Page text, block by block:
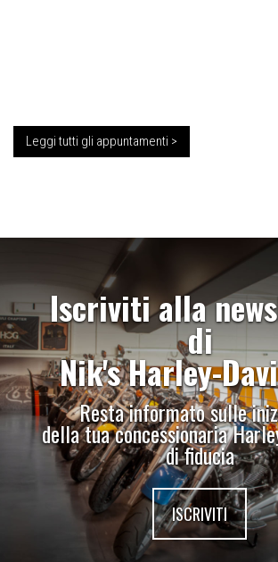
Leggi tutti gli appuntamenti >
Iscriviti alla
di
Nik's Harley-
Resta informato sulle
della tua concessionaria
di fiducia
ISCRIVITI